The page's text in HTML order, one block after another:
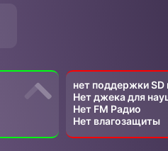
нет поддержки SD
Нет джека для
Нет FM Радио
Нет влагозащиты